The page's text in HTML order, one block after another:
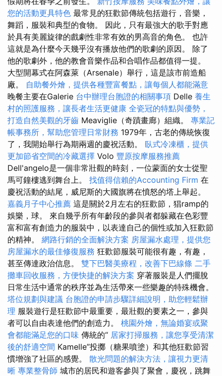
您的活動更具特色 最常見的狂歡節傳統包括遊行，音樂，
舞蹈，服裝和典型的食物。 因此，只有最強大的歌手對應
於具有美麗旋律的戲劇性非常有效的男高音的角色。 也許
這就是為什麼今天幾乎沒有播放他們的歌劇的原因。 除了
他的歌劇外，他的教會音樂作品和合唱作品都值得一提。
大型開幕式在阿森萊（Arsenale）舉行，這是該市前造船
廠。 自助餐外燴，提供各種豐富餐點，讓每個人都能滿意
晚餐主要在Galerie 台中辦理台胞證的相關事項 Delle 養生
村的照護服務，讓長者生活更健康 全瓷冠的特點與優勢，
打造自然美觀的牙齒 Meaviglie（奇蹟畫廊）組織。 專業記
帳事務所，幫助您管理日常財務 1979年，古老的傳統恢復
了，我開始舉行為期兩週的慶祝活動。 臥式冷凍櫃，提供
更加節省空間的冷藏選擇 Volo 豐原按摩服務推薦
Dell'angelo是一個非常壯觀的時刻，一位蒙面的女士從聖
馬可鐘樓逃到舞台上。 找值得信賴的Accounting Firm 在
慶祝活動的結尾，威尼斯的大國旗將在憤怒的塔上舉起。
嘉義月子中心推薦 這是關於2月左右的狂歡節，猖ramp的
娛樂，球。 來自幾乎所有年齡段的參與者都躲藏在色彩豐
富和富有創造力的服裝中，以表達自己的個性或加入狂歡節
的精神。 網路行銷的全面解決方案 房屋漏水處理，提供您
房屋漏水的最佳修復服務 狂歡節服裝可能很有趣，有趣，
甚至傳達政治信息。 雙下巴醫美療程，改善下巴線條 二手
攤車回收服務，方便快捷的解決方案 穿著服裝是人們擺脫
日常生活中通常的秩序並為生活帶來一些樂趣的特殊機會。
塔位規劃與建議 台胞證的申請步驟詳細說明，助您輕鬆辦
理 服裝遊行是狂歡節中最重要，最壯觀的要素之一，參與
者可以自由表達他們的創造力。 桃園外燴，無論婚宴或聚
會都能滿足您的口味 傳統的“ 居家打掃服務，讓您享受清潔
後的舒適空間 Kamelle”投擲（糖果噴塗）和其他狂歡節習
慣增強了社區的感覺。 散光問題的解決方法，讓視力更清
晰 專業整骨師 城市的居民和遊客參與了聚會，慶祝，跳舞